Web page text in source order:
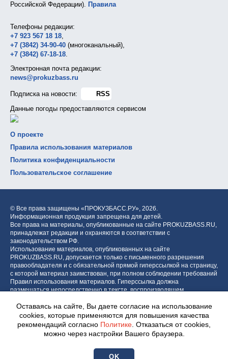
Российской Федерации). Правила
Телефоны редакции:
+7 923 567 18 18,
+7 (3842) 34-90-40 (многоканальный),
+7 (3842) 67-18-18.
Электронная почта редакции:
news@prokuzbass.ru
Подписка на новости:
RSS
Данные погоды предоставляются сервисом
О проекте
Правила использования материалов
Политика конфиденциальности
Пользовательское соглашение
© Все права защищены «ПРОКУЗБАСС.РУ», 2026.
Информационная продукция запрещена для детей.
Все права на материалы, опубликованные на сайте PROKUZBASS.RU,
принадлежат редакции и охраняются в соответствии с
законодательством РФ.
Использование материалов, опубликованных на сайте
PROKUZBASS.RU, допускается только с письменного разрешения
правообладателя и с обязательной прямой гиперссылкой на страницу,
с которой материал заимствован, при полном соблюдении требований
Правил использования материалов. Гиперссылка должна
размещаться непосредственно в тексте, воспроизводящем
блока.
Центр интернет-проектов «МОЁ!»
Оставаясь на сайте, Вы даете согласие на использование
cookies, которые применяются для повышения качества
рекомендаций согласно Политике . Отказаться от cookies,
можно через настройки Вашего браузера.
OK